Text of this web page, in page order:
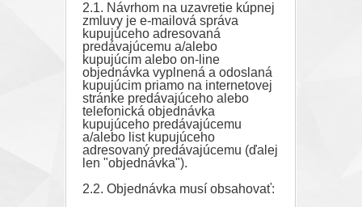
2.1. Návrhom na uzavretie kúpnej
zmluvy je e-mailová správa
kupujúceho adresovaná
predávajúcemu a/alebo
kupujúcim alebo on-line
objednávka vyplnená a odoslaná
kupujúcim priamo na internetovej
stránke predávajúceho alebo
telefonická objednávka
kupujúceho predávajúcemu
a/alebo list kupujúceho
adresovaný predávajúcemu (ďalej
len "objednávka").
2.2. Objednávka musí obsahovať: